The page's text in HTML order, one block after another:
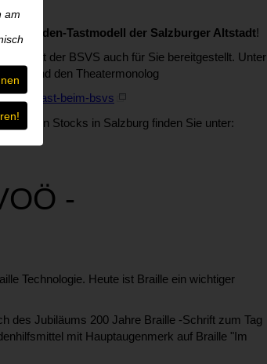
am
Blinden-Tastmodell der Salzburger Altstadt!
hat der BSVS auch für Sie bereitgestellt. Unter
und den Theatermonolog
zu-gast-beim-bsvs
Weißen Stocks in Salzburg finden Sie unter:
-
Technologie. Heute ist Braille ein wichtiger
des Jubiläums 200 Jahre Braille -Schrift zum Tag
mit Hauptaugenmerk auf Braille "Im